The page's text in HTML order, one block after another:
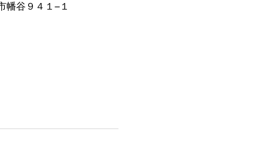
幡谷９４１−１